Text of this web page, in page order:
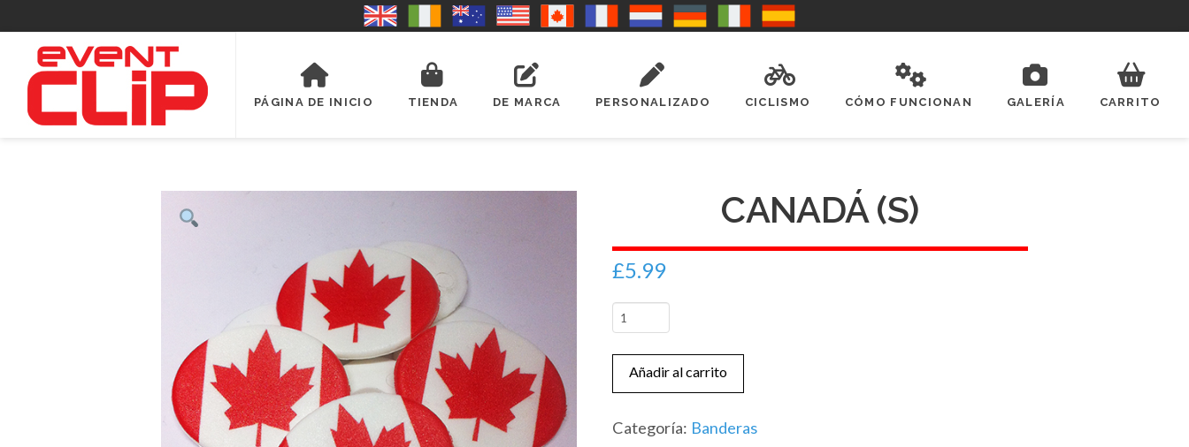
PÁGINA DE INICIO TIENDA DE MARCA PERSONALIZADO CICLISMO CÓMO FUNCIONAN GALERÍA CARRITO
CANADÁ (S)
£5.99
Canadá
cantidad
Añadir al carrito
Categoría: Banderas